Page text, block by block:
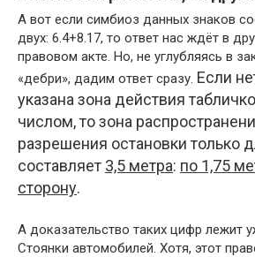
А вот если симбиоз данных знаков
двух: 6.4+8.17, то ответ нас ждёт в
правовом акте. Но, не углубляясь в
«дебри», дадим ответ сразу. Если
указана зона действия
числом, то зона
разрешения остановки только
составляет 3,5 метра: по 1,75
сторону.
А доказательство таких цифр лежит
Стоянки автомобилей. Хотя, этот